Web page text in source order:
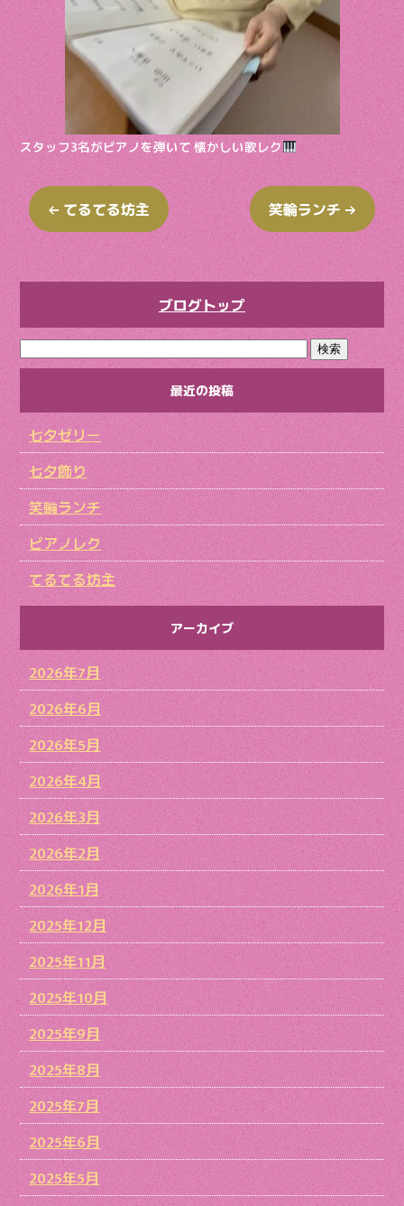
スタッフ3名がピアノを弾いて 懐かしい歌レク
← てるてる坊主 笑輪ランチ →
ブログトップ
最近の投稿
七夕ゼリー
七夕飾り
笑輪ランチ
ピアノレク
てるてる坊主
アーカイブ
2026年7月
2026年6月
2026年5月
2026年4月
2026年3月
2026年2月
2026年1月
2025年12月
2025年11月
2025年10月
2025年9月
2025年8月
2025年7月
2025年6月
2025年5月